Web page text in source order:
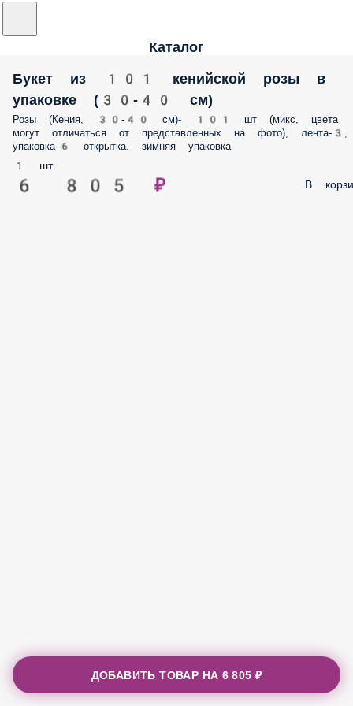
Каталог
Букет из 101 кенийской розы в
упаковке (30-40 см)
Розы (Кения, 30-40 см)- 101 шт (микс, цвета
могут отличаться от представленных на фото), лента-3,
упаковка-6 открытка. зимняя упаковка
1 шт.
6 805 ₽ В
ДОБАВИТЬ ТОВАР НА 6 805 ₽